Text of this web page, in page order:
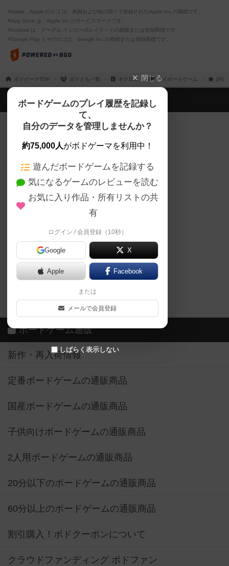
※Apple、Apple のロゴ は、米国および他の国々で登録されたApple Inc.の商標です。
※App Store は、Apple Inc.のサービスマークです。
※Android は、グーグル インコーポレイテッドの商標または登録商標です。
※Google Play とそのロゴは、Google Inc.の商標または登録商標です。
ボドゲーマTOP ボドとも一覧 ネクロス マイボードゲーム 評価
閉じる
ボードゲームのプレイ履歴を記録し
て、
自分のデータを管理しませんか？
約75,000人がボドゲーマを利用中！
遊んだボードゲームを記録する
気になるゲームのレビューを読む
お気に入り作品・所有リストの共
有
ログイン / 会員登録（10秒）
Google X
Apple Facebook
または
メールで会員登録
しばらく表示しない
ボドゲーマTOP
ボードゲームを検索する
ボードゲームの新着レビュー
ボードゲーム会情報
メカニクス特集
掲示板・トピックス
ボドとも・会員一覧
ボードゲーム業界コラム
ボドゲーマご利用案内
ボードゲーム通販
新作・再入荷情報
定番ボードゲームの通販商品
国産ボードゲームの通販商品
子供向けボードゲームの通販商品
2人用ボードゲームの通販商品
20分以下のボードゲームの通販商品
60分以上のボードゲームの通販商品
割引購入！ボドクーポンについて
クラウドファンディング ボドファン